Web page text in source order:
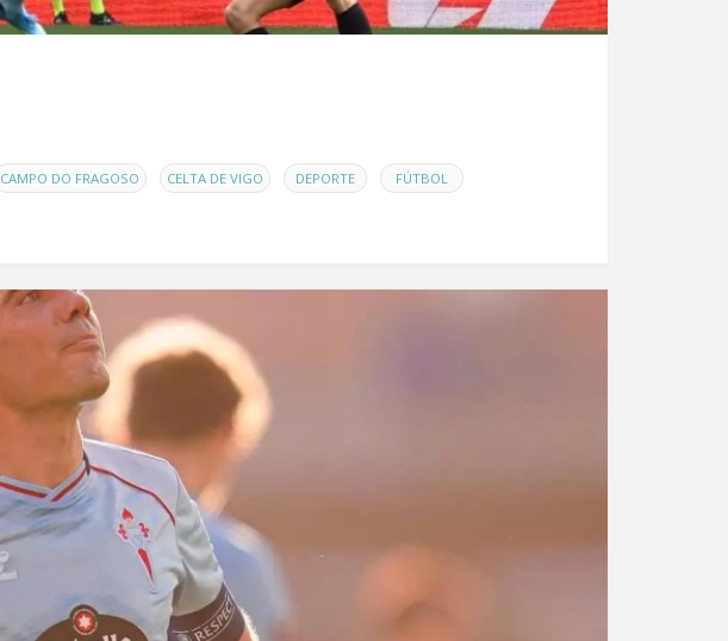
CAMPO DO FRAGOSO CELTA DE VIGO DEPORTE FÚTBOL